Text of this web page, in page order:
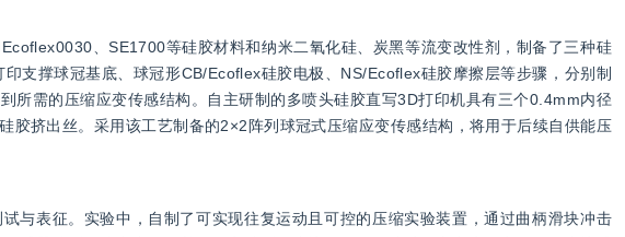
、SE1700等硅胶材料和纳米二氧化硅、炭黑等流变改性剂，制备了三种硅
支撑球冠基底、球冠形CB/Ecoflex硅胶电极、NS/Ecoflex硅胶摩擦层等步骤，分别制
所需的压缩应变传感结构。自主研制的多喷头硅胶直写3D打印机具有三个0.4mm内径
胶挤出丝。采用该工艺制备的2×2阵列球冠式压缩应变传感结构，将用于后续自供能压
与表征。实验中，自制了可实现往复运动且可控的压缩实验装置，通过曲柄滑块冲击